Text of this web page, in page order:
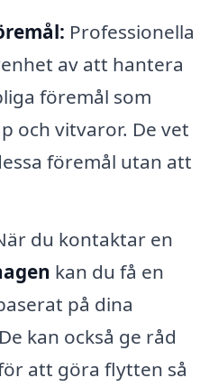
Professionella
av att hantera
föremål som
och vitvaror. De vet
föremål utan att
du kontaktar en
kan du få en
på dina
kan också ge råd
att göra flytten så